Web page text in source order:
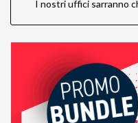
I nostri uffici sarranno